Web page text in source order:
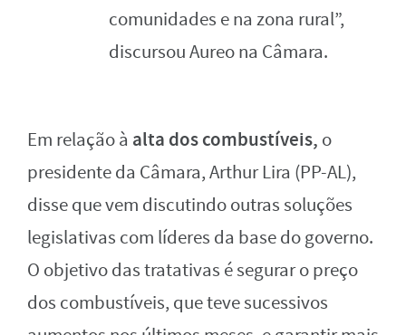
comunidades e na zona rural”,
discursou Aureo na Câmara.
Em relação à alta dos combustíveis, o
presidente da Câmara, Arthur Lira (PP-AL),
disse que vem discutindo outras soluções
legislativas com líderes da base do governo.
O objetivo das tratativas é segurar o preço
dos combustíveis, que teve sucessivos